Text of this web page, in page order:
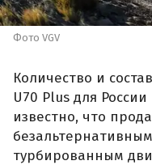
Фото VGV
Количество и
U70 Plus для
известно, что
турбированным